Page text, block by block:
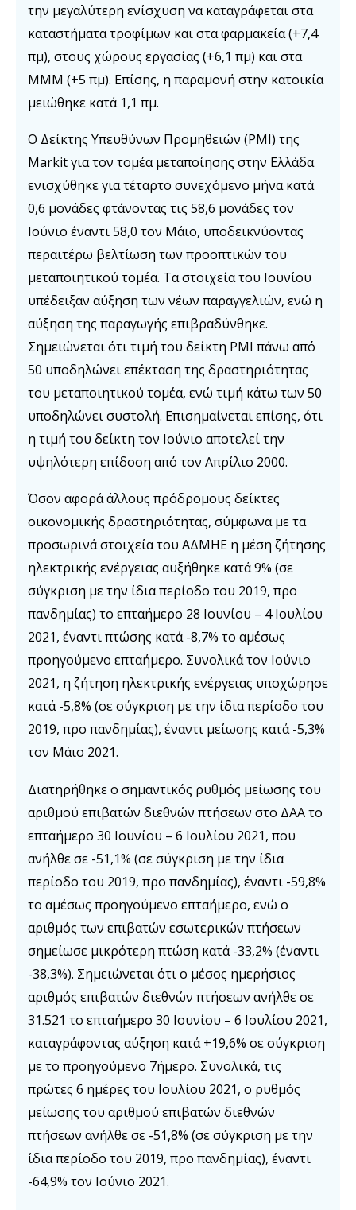
την μεγαλύτερη ενίσχυση να καταγράφεται στα
καταστήματα τροφίμων και στα φαρμακεία (+7,4
πμ), στους χώρους εργασίας (+6,1 πμ) και στα
ΜΜΜ (+5 πμ). Επίσης, η παραμονή στην κατοικία
μειώθηκε κατά 1,1 πμ.
Ο Δείκτης Υπευθύνων Προμηθειών (PMI) της
Markit για τον τομέα μεταποίησης στην Ελλάδα
ενισχύθηκε για τέταρτο συνεχόμενο μήνα κατά
0,6 μονάδες φτάνοντας τις 58,6 μονάδες τον
Ιούνιο έναντι 58,0 τον Μάιο, υποδεικνύοντας
περαιτέρω βελτίωση των προοπτικών του
μεταποιητικού τομέα. Τα στοιχεία του Ιουνίου
υπέδειξαν αύξηση των νέων παραγγελιών, ενώ η
αύξηση της παραγωγής επιβραδύνθηκε.
Σημειώνεται ότι τιμή του δείκτη PMI πάνω από
50 υποδηλώνει επέκταση της δραστηριότητας
του μεταποιητικού τομέα, ενώ τιμή κάτω των 50
υποδηλώνει συστολή. Επισημαίνεται επίσης, ότι
η τιμή του δείκτη τον Ιούνιο αποτελεί την
υψηλότερη επίδοση από τον Απρίλιο 2000.
Όσον αφορά άλλους πρόδρομους δείκτες
οικονομικής δραστηριότητας, σύμφωνα με τα
προσωρινά στοιχεία του ΑΔΜΗΕ η μέση ζήτησης
ηλεκτρικής ενέργειας αυξήθηκε κατά 9% (σε
σύγκριση με την ίδια περίοδο του 2019, προ
πανδημίας) το επταήμερο 28 Ιουνίου – 4 Ιουλίου
2021, έναντι πτώσης κατά -8,7% το αμέσως
προηγούμενο επταήμερο. Συνολικά τον Ιούνιο
2021, η ζήτηση ηλεκτρικής ενέργειας υποχώρησε
κατά -5,8% (σε σύγκριση με την ίδια περίοδο του
2019, προ πανδημίας), έναντι μείωσης κατά -5,3%
τον Μάιο 2021.
Διατηρήθηκε ο σημαντικός ρυθμός μείωσης του
αριθμού επιβατών διεθνών πτήσεων στο ΔΑΑ το
επταήμερο 30 Ιουνίου – 6 Ιουλίου 2021, που
ανήλθε σε -51,1% (σε σύγκριση με την ίδια
περίοδο του 2019, προ πανδημίας), έναντι -59,8%
το αμέσως προηγούμενο επταήμερο, ενώ ο
αριθμός των επιβατών εσωτερικών πτήσεων
σημείωσε μικρότερη πτώση κατά -33,2% (έναντι
-38,3%). Σημειώνεται ότι ο μέσος ημερήσιος
αριθμός επιβατών διεθνών πτήσεων ανήλθε σε
31.521 το επταήμερο 30 Ιουνίου – 6 Ιουλίου 2021,
καταγράφοντας αύξηση κατά +19,6% σε σύγκριση
με το προηγούμενο 7ήμερο. Συνολικά, τις
πρώτες 6 ημέρες του Ιουλίου 2021, ο ρυθμός
μείωσης του αριθμού επιβατών διεθνών
πτήσεων ανήλθε σε -51,8% (σε σύγκριση με την
ίδια περίοδο του 2019, προ πανδημίας), έναντι
-64,9% τον Ιούνιο 2021.